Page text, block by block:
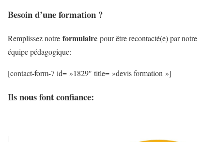
Besoin d’une formation ?
Remplissez notre formulaire pour être recontacté(e) par notre
équipe pédagogique:
[contact-form-7 id= »1829″ title= »devis formation »]
Ils nous font confiance: